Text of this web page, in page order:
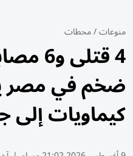
منوعات/محطات
4
ضخم في مصر
كيماويات إلى